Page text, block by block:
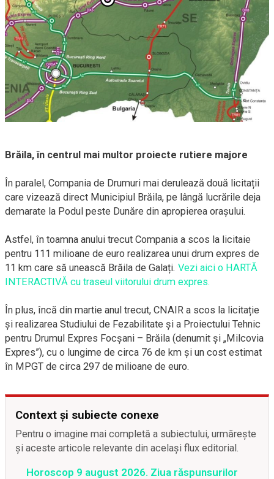
Brăila, în centrul mai multor proiecte rutiere majore
În paralel, Compania de Drumuri mai derulează două licitații
care vizează direct Municipiul Brăila, pe lângă lucrările deja
demarate la Podul peste Dunăre din apropierea orașului.
Astfel, în toamna anului trecut Compania a scos la licitaie
pentru 111 milioane de euro realizarea unui drum expres de
11 km care să unească Brăila de Galați. Vezi aici o HARTĂ
INTERACTIVĂ cu traseul viitorului drum expres.
În plus, încă din martie anul trecut, CNAIR a scos la licitație
și realizarea Studiului de Fezabilitate și a Proiectului Tehnic
pentru Drumul Expres Focșani – Brăila (denumit și „Milcovia
Expres”), cu o lungime de circa 76 de km și un cost estimat
în MPGT de circa 297 de milioane de euro.
Context și subiecte conexe
Pentru o imagine mai completă a subiectului, urmărește
și aceste articole relevante din același flux editorial.
Horoscop 9 august 2026. Ziua răspunsurilor